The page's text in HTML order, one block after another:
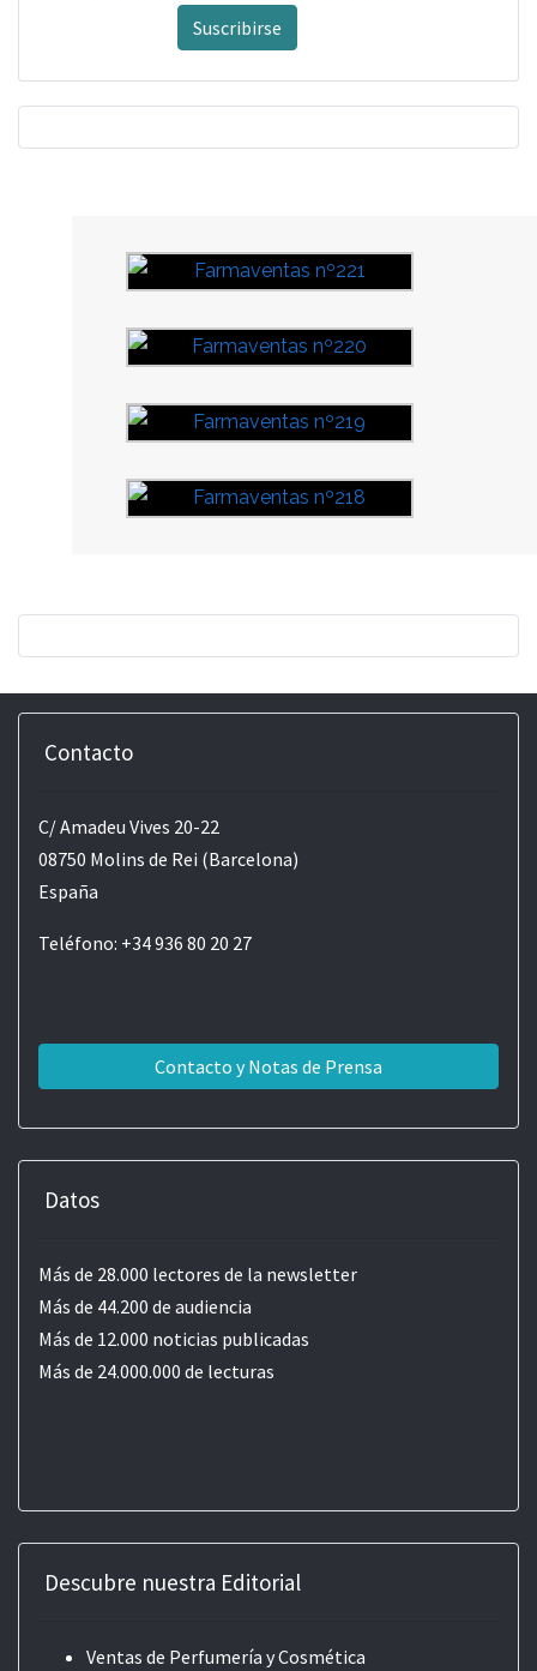
Suscribirse
Contacto
C/ Amadeu Vives 20-22
08750 Molins de Rei (Barcelona)
España
Teléfono: +34 936 80 20 27
Contacto y Notas de Prensa
Datos
Más de 28.000 lectores de la newsletter
Más de 44.200 de audiencia
Más de 12.000 noticias publicadas
Más de 24.000.000 de lecturas
Descubre nuestra Editorial
Ventas de Perfumería y Cosmética